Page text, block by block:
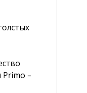
Primo –